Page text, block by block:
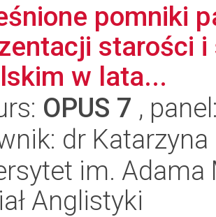
pomniki
starości
w lata...
OPUS 7 ,
dr
im.
Anglistyki